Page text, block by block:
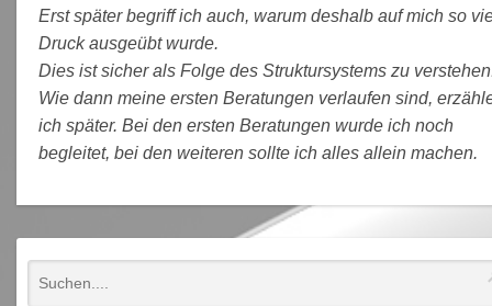
Erst später begriff ich auch, warum deshalb auf mich so
Druck ausgeübt wurde.
Dies ist sicher als Folge des Struktursystems zu
Wie dann meine ersten Beratungen verlaufen sind,
ich später. Bei den ersten Beratungen wurde ich noch
begleitet, bei den weiteren sollte ich alles allein machen.